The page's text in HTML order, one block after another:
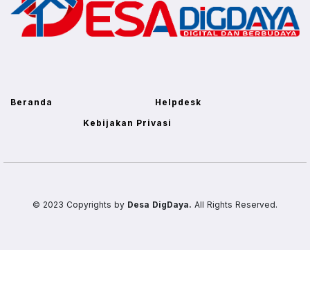
Beranda
Helpdesk
Kebijakan Privasi
© 2023 Copyrights by Desa DigDaya. All Rights Reserved.